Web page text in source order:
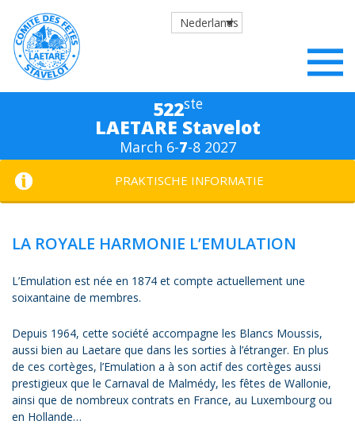
Nederlands
522ste
LAETARE Stavelot
March 6-7-8 2027
PRAKTISCHE INFORMATIE
LA ROYALE HARMONIE L’EMULATION
L’Emulation est née en 1874 et compte actuellement une
soixantaine de membres.
Depuis 1964, cette société accompagne les Blancs Moussis,
aussi bien au Laetare que dans les sorties à l’étranger. En plus
de ces cortèges, l’Emulation a à son actif des cortèges aussi
prestigieux que le Carnaval de Malmédy, les fêtes de Wallonie,
ainsi que de nombreux contrats en France, au Luxembourg ou
en Hollande…